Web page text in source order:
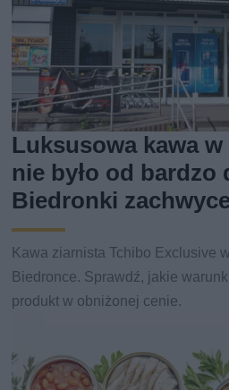
Luksusowa kawa
nie było od bardzo
Biedronki
Kawa ziarnista Tchibo Exclusive
Biedronce. Sprawdź, jakie
produkt w obniżonej cenie.